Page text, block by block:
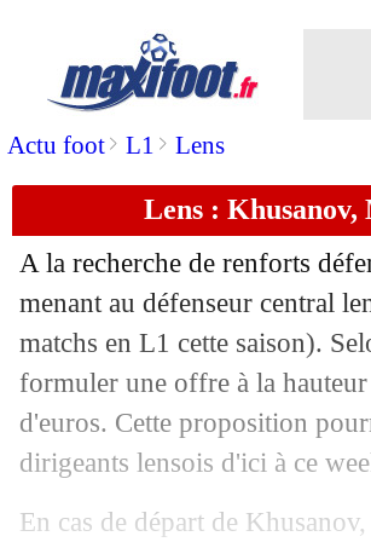
Actu foot> L1 > Lens
Lens :
A la recherche de renforts
menant au défenseur central
matchs en L1 cette saison).
formuler une offre à la
d'euros. Cette proposition
dirigeants lensois d'ici à ce
En cas de départ de
PSG: la piste Jhon
10/01 Montpellier
10/01 OM: De Zerbi patient
10/01 Lyon: Ipswich
10/01 Botafogo: une grève
10/01 PSG: Kolo Muani
10/01 Lyon: accord avec
10/01 Everton: Fonseca